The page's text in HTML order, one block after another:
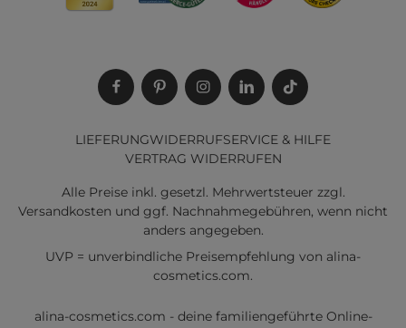
LIEFERUNGWIDERRUFSERVICE & HILFE
VERTRAG WIDERRUFEN
Alle Preise inkl. gesetzl. Mehrwertsteuer zzgl.
Versandkosten und ggf. Nachnahmegebühren, wenn nicht
anders angegeben.
UVP = unverbindliche Preisempfehlung von alina-
cosmetics.com.
alina-cosmetics.com - deine familiengeführte Online-